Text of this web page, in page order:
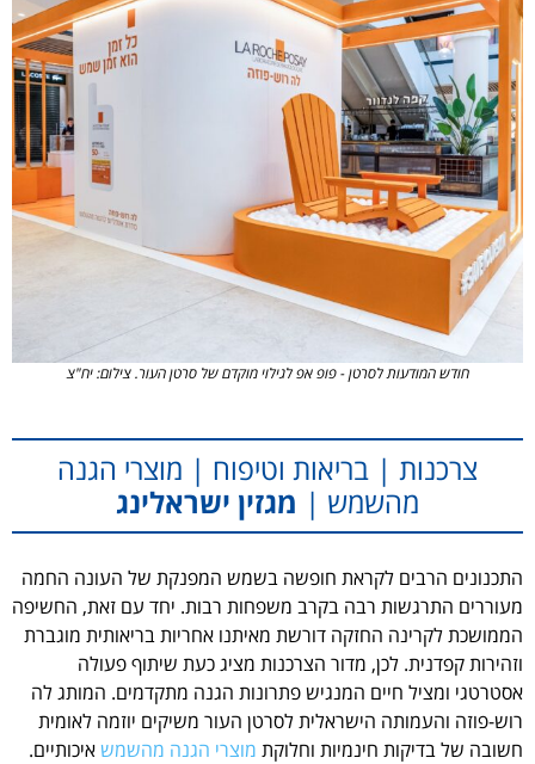
חודש המודעות לסרטן - פופ אפ לגילוי מוקדם של סרטן העור. צילום: יח"צ
צרכנות | בריאות וטיפוח | מוצרי הגנה
מהשמש | מגזין ישראלינג
התכנונים הרבים לקראת חופשה בשמש המפנקת של העונה החמה
מעוררים התרגשות רבה בקרב משפחות רבות. יחד עם זאת, החשיפה
הממושכת לקרינה החזקה דורשת מאיתנו אחריות בריאותית מוגברת
וזהירות קפדנית. לכן, מדור הצרכנות מציג כעת שיתוף פעולה
אסטרטגי ומציל חיים המנגיש פתרונות הגנה מתקדמים. המותג לה
רוש-פוזה והעמותה הישראלית לסרטן העור משיקים יוזמה לאומית
חשובה של בדיקות חינמיות וחלוקת מוצרי הגנה מהשמשאיכותיים.